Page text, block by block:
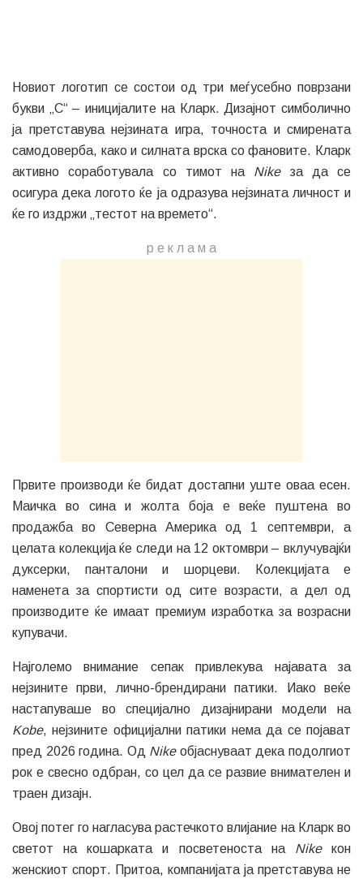
Новиот логотип се состои од три меѓусебно поврзани
букви „C“ – иницијалите на Кларк. Дизајнот симболично
ја претставува нејзината игра, точноста и смирената
самодоверба, како и силната врска со фановите. Кларк
активно соработувала со тимот на Nikeза да се
осигура дека логото ќе ја одразува нејзината личност и
ќе го издржи „тестот на времето“.
р е к л а м a
Првите производи ќе бидат достапни уште оваа есен.
Маичка во сина и жолта боја е веќе пуштена во
продажба во Северна Америка од 1 септември, а
целата колекција ќе следи на 12 октомври – вклучувајќи
дуксерки, панталони и шорцеви. Колекцијата е
наменета за спортисти од сите возрасти, а дел од
производите ќе имаат премиум изработка за возрасни
купувачи.
Најголемо внимание сепак привлекува најавата за
нејзините први, лично-брендирани патики. Иако веќе
настапуваше во специјално дизајнирани модели на
Kobe, нејзините официјални патики нема да се појават
пред 2026 година. Од Nikeобјаснуваат дека подолгиот
рок е свесно одбран, со цел да се развие внимателен и
траен дизајн.
Овој потег го нагласува растечкото влијание на Кларк во
светот на кошарката и посветеноста наNikeкон
женскиот спорт. Притоа, компанијата ја претставува не